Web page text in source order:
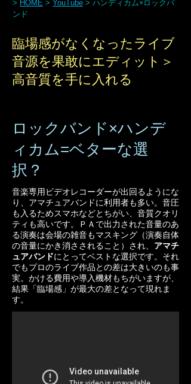
> HOME > YouTube > ハンディカム×ロックバ
ンド
臨場感がなくなったライブ
音源を果敢にエディット＞
高音質を手に入れる
ロックバンド×ハンデ
ィカム=ベターな選
択？
音楽専用ビデオレコーダーが出回るようにな
り、アマチュアバンドに利用者も多い。音圧
も入るためスマホなどとちがい、音質クオリ
ティも高いです。ＰＡで出力された音量のあ
る演奏は会場の雑音もマスキング（演奏自体
の音量にかき消さされること）され、 アマチ
ュアバンドにとってベストな選択です。それ
でもプロのライブ作品との差は大きいのも事
実。かける費用や導入機材もちがいますが、
結果「臨場感」が最大の差となって現れま
す。